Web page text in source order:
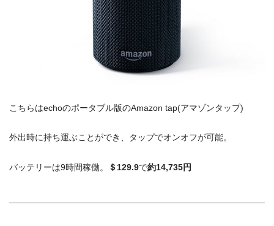
こちらはechoのポータブル版のAmazon tap(アマゾンタップ)
外出時に持ち運ぶことができ、タップでオンオフが可能。
バッテリーは9時間稼働。 ＄129.9で約14,735円